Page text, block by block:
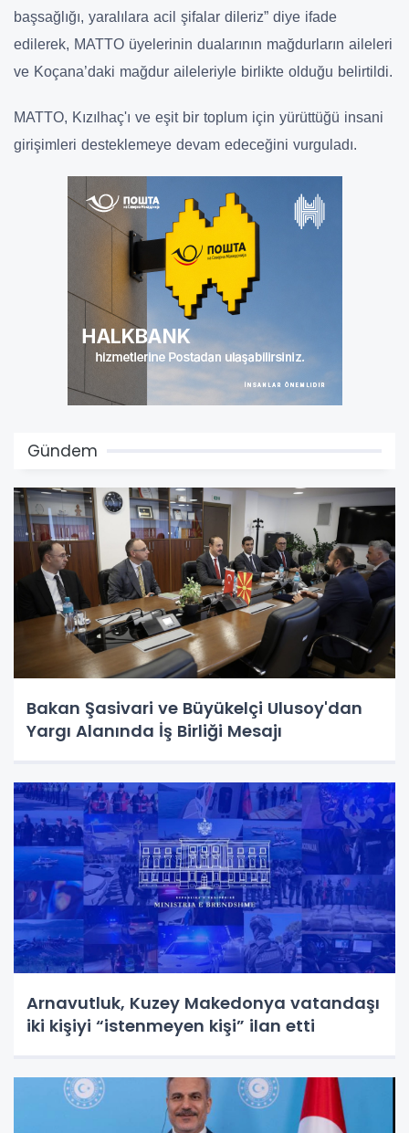
başsağlığı, yaralılara acil şifalar dileriz” diye ifade
edilerek, MATTO üyelerinin dualarının mağdurların aileleri
ve Koçana’daki mağdur aileleriyle birlikte olduğu belirtildi.
MATTO, Kızılhaç'ı ve eşit bir toplum için yürüttüğü insani
girişimleri desteklemeye devam edeceğini vurguladı.
Gündem
Bakan Şasivari ve Büyükelçi Ulusoy'dan
Yargı Alanında İş Birliği Mesajı
Arnavutluk, Kuzey Makedonya vatandaşı
iki kişiyi “istenmeyen kişi” ilan etti